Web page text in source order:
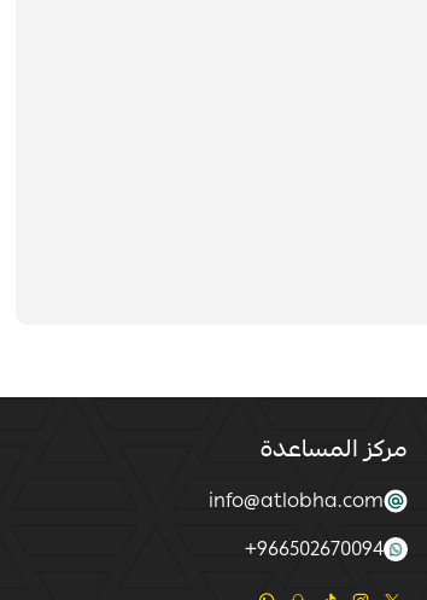
مركز المساعدة
info@atlobha.com
966502670094
+